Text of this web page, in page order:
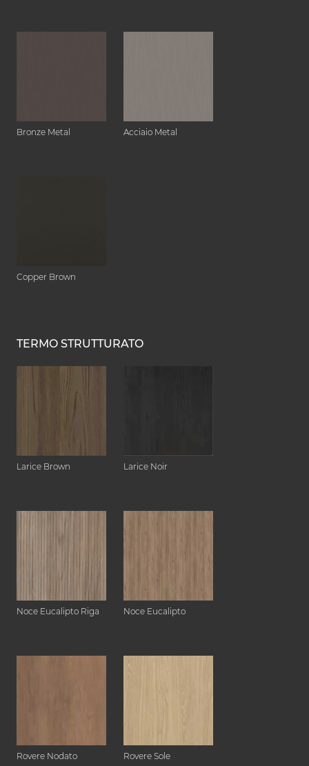
Bronze Metal Acciaio Metal
Copper Brown
TERMO STRUTTURATO
Larice Brown Larice Noir
Noce Eucalipto Riga Noce Eucalipto
Rovere Nodato Rovere Sole